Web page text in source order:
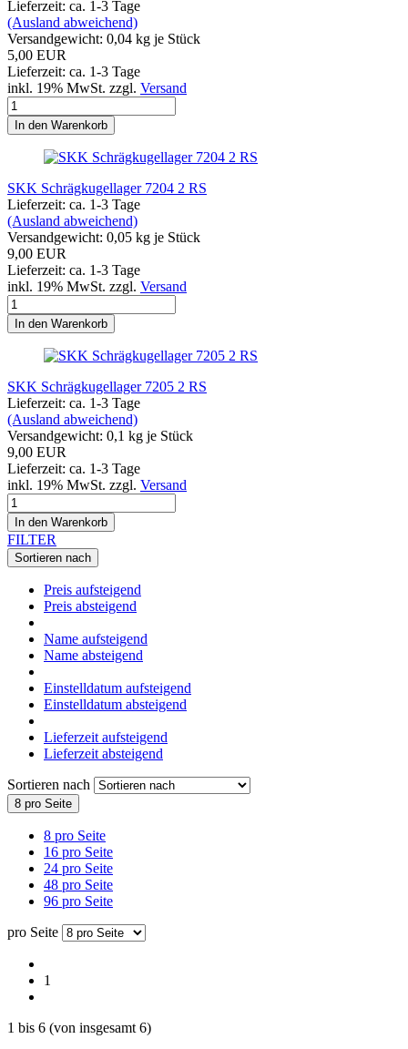
Lieferzeit: ca. 1-3 Tage
(Ausland abweichend)
Versandgewicht: 0,04 kg je Stück
5,00 EUR
Lieferzeit: ca. 1-3 Tage
inkl. 19% MwSt. zzgl. Versand
In den Warenkorb
SKK Schrägkugellager 7204 2 RS
Lieferzeit: ca. 1-3 Tage
(Ausland abweichend)
Versandgewicht: 0,05 kg je Stück
9,00 EUR
Lieferzeit: ca. 1-3 Tage
inkl. 19% MwSt. zzgl. Versand
In den Warenkorb
SKK Schrägkugellager 7205 2 RS
Lieferzeit: ca. 1-3 Tage
(Ausland abweichend)
Versandgewicht: 0,1 kg je Stück
9,00 EUR
Lieferzeit: ca. 1-3 Tage
inkl. 19% MwSt. zzgl. Versand
In den Warenkorb
FILTER
Sortieren nach
Preis aufsteigend
Preis absteigend
Name aufsteigend
Name absteigend
Einstelldatum aufsteigend
Einstelldatum absteigend
Lieferzeit aufsteigend
Lieferzeit absteigend
Sortieren nach
8 pro Seite
8 pro Seite
16 pro Seite
24 pro Seite
48 pro Seite
96 pro Seite
pro Seite
1
1 bis 6 (von insgesamt 6)